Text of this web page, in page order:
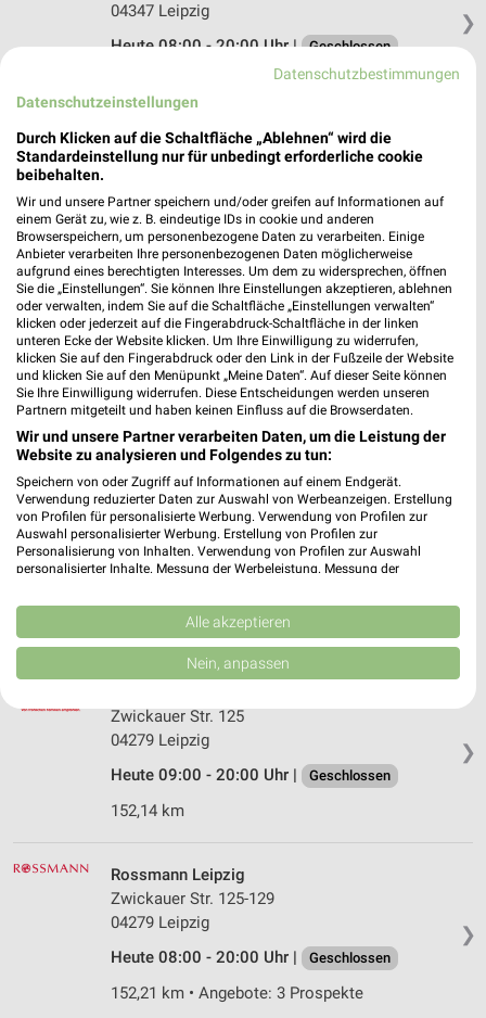
❯
04347 Leipzig
Heute 08:00 - 20:00 Uhr | Geschlossen
146,21 km • Angebote: 3 Prospekte
Ernsting's family Leipzig
Permoserstraße 2
04347 Leipzig
Heute 09:00 - 19:00 Uhr | Geschlossen
146,22 km
Rossmann Leipzig
Holzhäuser Str. 102-104
04299 Leipzig
Heute 08:00 - 20:00 Uhr | Geschlossen
149,50 km • Angebote: 3 Prospekte
Ernsting's family Leipzig
Holzhäuser Str. 102
04299 Leipzig
❯
Zwickauer Str. 125
04279 Leipzig
Heute 09:00 - 20:00 Uhr |
Geschlossen
152,14 km
❯
Rossmann Leipzig
Zwickauer Str. 125-129
04279 Leipzig
Heute 08:00 - 20:00 Uhr |
Geschlossen
152,21 km • Angebote: 3 Prospekte
Datenschutzbestimmungen
Datenschutzeinstellungen
Durch Klicken auf die Schaltfläche „Ablehnen“ wird die
Standardeinstellung nur für unbedingt erforderliche cookie
beibehalten.
Wir und unsere Partner speichern und/oder greifen auf Informationen auf
einem Gerät zu, wie z. B. eindeutige IDs in cookie und anderen
Browserspeichern, um personenbezogene Daten zu verarbeiten. Einige
Anbieter verarbeiten Ihre personenbezogenen Daten möglicherweise
aufgrund eines berechtigten Interesses. Um dem zu widersprechen, öffnen
Sie die „Einstellungen“. Sie können Ihre Einstellungen akzeptieren, ablehnen
oder verwalten, indem Sie auf die Schaltfläche „Einstellungen verwalten“
klicken oder jederzeit auf die Fingerabdruck-Schaltfläche in der linken
unteren Ecke der Website klicken. Um Ihre Einwilligung zu widerrufen,
klicken Sie auf den Fingerabdruck oder den Link in der Fußzeile der Website
und klicken Sie auf den Menüpunkt „Meine Daten“. Auf dieser Seite können
Sie Ihre Einwilligung widerrufen. Diese Entscheidungen werden unseren
Partnern mitgeteilt und haben keinen Einfluss auf die Browserdaten.
Wir und unsere Partner verarbeiten Daten, um die Leistung der
Website zu analysieren und Folgendes zu tun:
Speichern von oder Zugriff auf Informationen auf einem Endgerät.
Verwendung reduzierter Daten zur Auswahl von Werbeanzeigen. Erstellung
von Profilen für personalisierte Werbung. Verwendung von Profilen zur
Auswahl personalisierter Werbung. Erstellung von Profilen zur
Personalisierung von Inhalten. Verwendung von Profilen zur Auswahl
personalisierter Inhalte. Messung der Werbeleistung. Messung der
Kombinationen von Daten aus verschiedenen Quellen. Entwicklung und
Verbesserung der Angebote. Verwendung reduzierter Daten zur Auswahl
von Inhalten.
Daten können außerhalb der Europäischen Union weitergegeben und in die
USA gesendet werden.
Website/App.
Partnerliste anzeigen (1 IAB-Anbieter)
Wir nutzen Ihre Daten für folgende Zwecke:
Verwendung reduzierter Daten zur Auswahl von
Erstellung von Profilen für personalisierte
Alle akzeptieren
Nein, anpassen